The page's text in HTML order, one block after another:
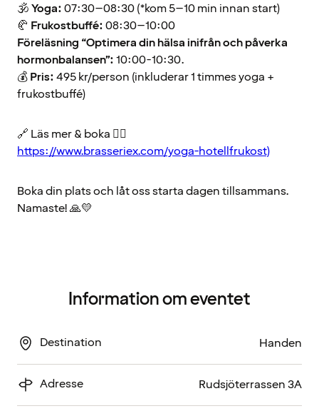
🕉Yoga:07:30–08:30 (*kom 5–10 min innan start)
🥐 Frukostbuffé:08:30–10:00
Föreläsning “Optimera din hälsa inifrån och påverka
hormonbalansen”:10:00-10:30.
💰Pris:495 kr/person (inkluderar 1 timmes yoga +
frukostbuffé)
🔗 Läs mer & boka 👉🏽
https://www.brasseriex.com/yoga-hotellfrukost)
Boka din plats och låt oss starta dagen tillsammans.
Namaste! 🙏💛
Information om eventet
Destination Handen
Adresse Rudsjöterrassen 3A